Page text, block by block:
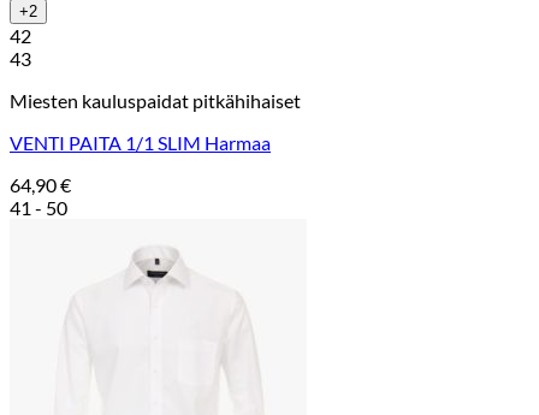
+2
42
43
Miesten kauluspaidat pitkähihaiset
VENTI PAITA 1/1 SLIM Harmaa
64,90€
41 - 50